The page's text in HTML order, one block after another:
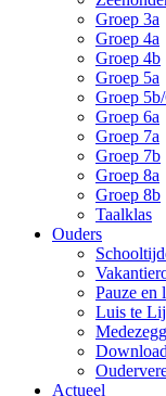
Groep 3a
Groep 4a
Groep 4b
Groep 5a
Groep
Groep 6a
Groep 7a
Groep 7b
Groep 8a
Groep 8b
Taalklas
Ouders
Pauze en
Luis te
Actueel